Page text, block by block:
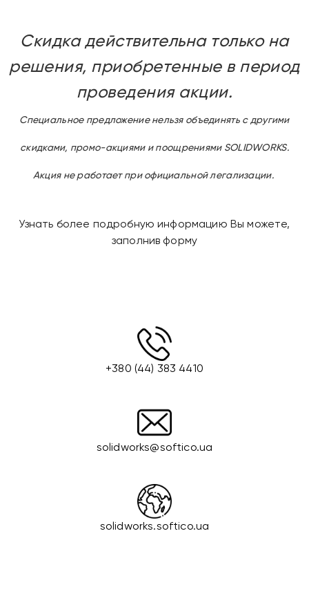
Скидка действительна только на
решения, приобретенные в период
проведения акции.
Специальное предложение нельзя объединять с другими
скидками, промо-акциями и поощрениями SOLIDWORKS.
Акция не работает при официальной легализации.
Узнать более подробную информацию Вы можете,
заполнив форму
+380 (44) 383 4410
solidworks@softico.ua
solidworks.softico.ua